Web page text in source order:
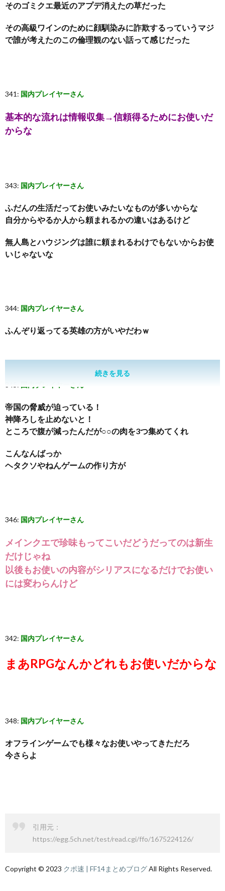
そのゴミクエ最近のアプデ消えたの草だった
その高級ワインのために顔馴染みに詐欺するっていうマジ
で誰が考えたのこの倫理観のない話って感じだった
341: 国内プレイヤーさん
基本的な流れは情報収集→信頼得るためにお使いだ
からな
343: 国内プレイヤーさん
ふだんの生活だってお使いみたいなものが多いからな
自分からやるか人から頼まれるかの違いはあるけど
無人島とハウジングは誰に頼まれるわけでもないからお使
いじゃないな
344: 国内プレイヤーさん
ふんぞり返ってる英雄の方がいやだわｗ
帝国の脅威が迫っている！
神降ろしを止めないと！
ところで腹が減ったんだが○○の肉を3つ集めてくれ
こんなんばっか
ヘタクソやねんゲームの作り方が
346: 国内プレイヤーさん
メインクエで珍味もってこいだどうだってのは新生
だけじゃね
以後もお使いの内容がシリアスになるだけでお使い
には変わらんけど
342: 国内プレイヤーさん
まあRPGなんかどれもお使いだからな
348: 国内プレイヤーさん
オフラインゲームでも様々なお使いやってきただろ
今さらよ
引用元：
https://egg.5ch.net/test/read.cgi/ffo/1675224126/
Copyright © 2023 クポ速 | FF14まとめブログAll Rights Reserved.
続きを見る